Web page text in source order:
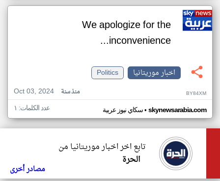
We apologize for the
inconvenience...
اخبار موريتانيا
Politics
Oct 03, 2024
منذ سنة BY84XM
سكاي نيوز عربية• skynewsarabia.com عدد الكلمات: ١
تابع اخر اخبار موريتانيا من
الحرة
مصادر أخرى